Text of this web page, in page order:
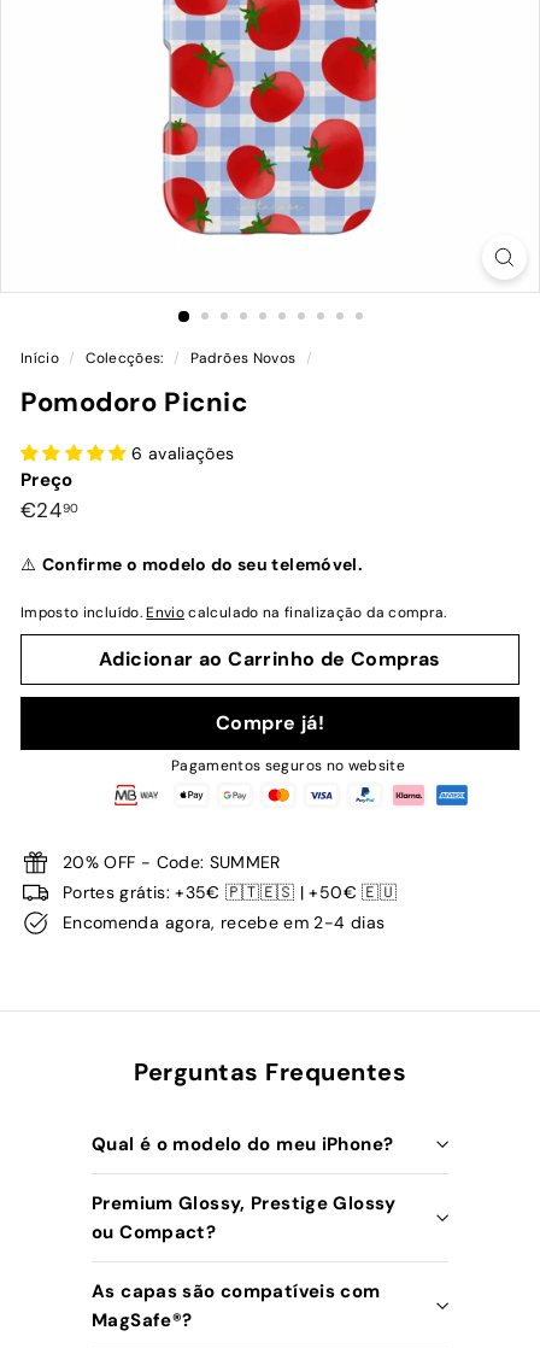
Início / Colecções: / Padrões Novos /
Pomodoro Picnic
6 avaliações
Preço
Preço
€2490€24,90
⚠️ Confirme o modelo do seu telemóvel.
Imposto incluído.Enviocalculado na finalização da compra.
Adicionar ao Carrinho de Compras
Compre já!
Pagamentos seguros no website
20% OFF - Code: SUMMER
Portes grátis: +35€ 🇵🇹🇪🇸 | +50€ 🇪🇺
Encomenda agora, recebe em 2-4 dias
Perguntas Frequentes
Qual é o modelo do meu iPhone?
Premium Glossy, Prestige Glossy
ou Compact?
As capas são compatíveis com
MagSafe®️?